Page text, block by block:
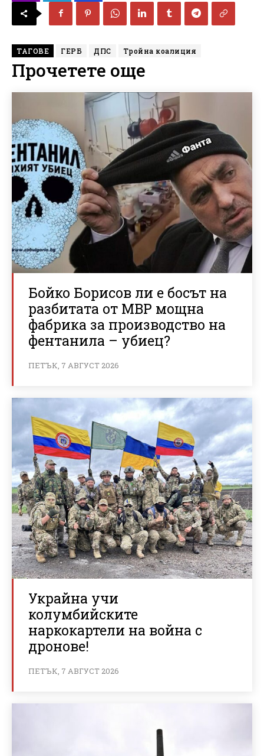
ТАГОВЕ ГЕРБ ДПС Тройна коалиция
Прочетете още
Бойко Борисов ли е босът на
разбитата от МВР мощна
фабрика за производство на
фентанила – убиец?
ПЕТЪК, 7 АВГУСТ 2026
Украйна учи
колумбийските
наркокартели на война с
дронове!
ПЕТЪК, 7 АВГУСТ 2026